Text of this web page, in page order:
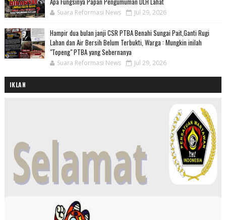
Suara Reformasi News Jul 29, 2026
Hampir dua bulan janji CSR PTBA Benahi Sungai Pait,Ganti Rugi
Lahan dan Air Bersih Belum Terbukti, Warga : Mungkin inilah
"Topeng" PTBA yang Sebernanya
Suara Reformasi News Jul 29, 2026
IKLAN